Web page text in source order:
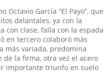
García “El Payo”, que
delantales, ya con la
con clase, falla con la espada
en tercero colaboró más
más variada, predomina
la firma, otra vez el acero
importante triunfo en suelo